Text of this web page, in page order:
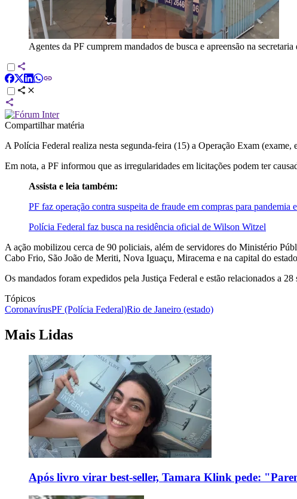
Agentes da PF cumprem mandados de busca e apreensão na
Compartilhar matéria
A Polícia Federal realiza nesta segunda-feira (15) a Operação Exam
Em nota, a PF informou que as irregularidades em licitações podem ter
Assista e leia também:
PF faz operação contra suspeita de fraude em compras para pandemia
Polícia Federal faz busca na residência oficial de Wilson Witzel
A ação mobilizou cerca de 90 policiais, além de servidores do Ministério
Cabo Frio, São João de Meriti, Nova Iguaçu, Miracema e na capital do
Os mandados foram expedidos pela Justiça Federal e estão relacionados a
Tópicos
CoronavírusPF (Polícia Federal)Rio de Janeiro (estado)
Mais Lidas
Após livro virar best-seller, Tamara Klink pede: